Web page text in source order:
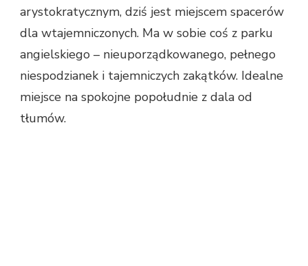
arystokratycznym, dziś jest miejscem spacerów
dla wtajemniczonych. Ma w sobie coś z parku
angielskiego – nieuporządkowanego, pełnego
niespodzianek i tajemniczych zakątków. Idealne
miejsce na spokojne popołudnie z dala od
tłumów.